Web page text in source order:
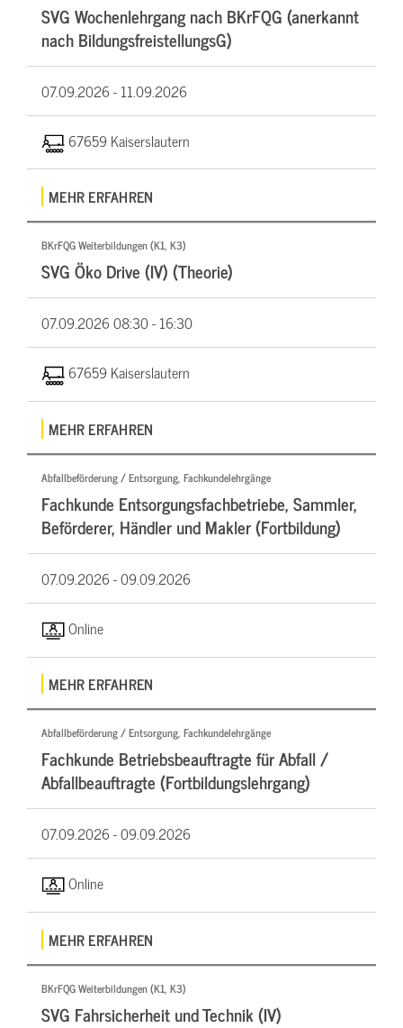
SVG Wochenlehrgang nach BKrFQG (anerkannt
nach BildungsfreistellungsG)
07.09.2026 -11.09.2026
67659 Kaiserslautern
MEHR ERFAHREN
BKrFQG Weiterbildungen (K1, K3)
SVG Öko Drive (IV) (Theorie)
07.09.202608:30 - 16:30
67659 Kaiserslautern
MEHR ERFAHREN
Abfallbeförderung / Entsorgung, Fachkundelehrgänge
Fachkunde Entsorgungsfachbetriebe, Sammler,
Beförderer, Händler und Makler (Fortbildung)
07.09.2026 -09.09.2026
Online
MEHR ERFAHREN
Abfallbeförderung / Entsorgung, Fachkundelehrgänge
Fachkunde Betriebsbeauftragte für Abfall /
Abfallbeauftragte (Fortbildungslehrgang)
07.09.2026 -09.09.2026
Online
MEHR ERFAHREN
BKrFQG Weiterbildungen (K1, K3)
SVG Fahrsicherheit und Technik (IV)